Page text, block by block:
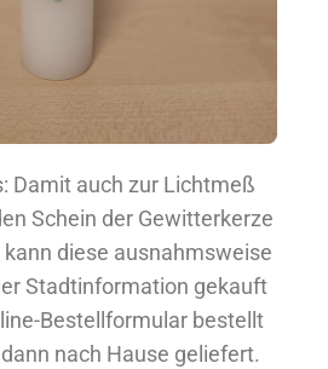
Damit auch zur Lichtmeß
Schein der Gewitterkerze
diese ausnahmsweise
Stadtinformation gekauft
Bestellformular bestellt
nach Hause geliefert.